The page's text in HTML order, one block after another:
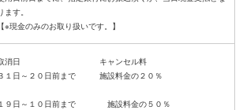
ます。
消日 キャンセル料
１日～２０日前まで 施設料金の２０％
９日～１０日前まで 施設料金の５０％